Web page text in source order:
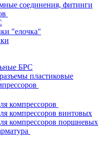
соединения, фитинги
"елочка"
БРС
пластиковые
компрессоров
компрессоров винтовых
компрессоров поршневых